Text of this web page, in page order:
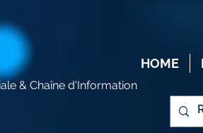
HOME
& Chaîne d'Information